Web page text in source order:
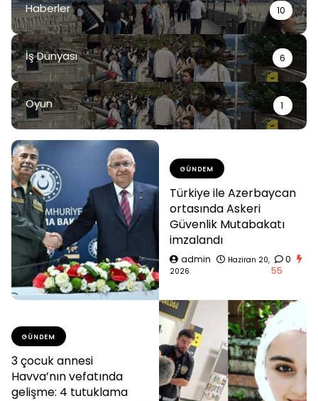
Haberler 10
İş Dünyası 6
Oyun 1
GÜNDEM
Türkiye ile Azerbaycan
ortasında Askeri
Güvenlik Mutabakatı
imzalandı
admin
Haziran 20,
2026
0
55
GÜNDEM
3 çocuk annesi
Havva’nın vefatında
gelişme: 4 tutuklama